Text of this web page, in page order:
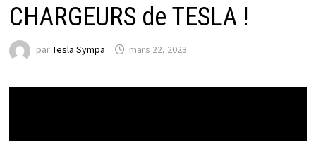
CHARGEURS de TESLA !
parTesla Sympa mars 22, 2023